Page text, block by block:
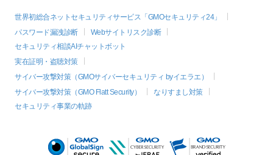
世界初総合ネットセキュリティサービス「GMOセキュリティ24」
パスワード漏洩診断
Webサイトリスク診断
セキュリティ相談AIチャットボット
実在証明・盗聴対策
サイバー攻撃対策（GMOサイバーセキュリティ byイエラエ）
サイバー攻撃対策（GMO Flatt Security）
なりすまし対策
セキュリティ事業の軌跡